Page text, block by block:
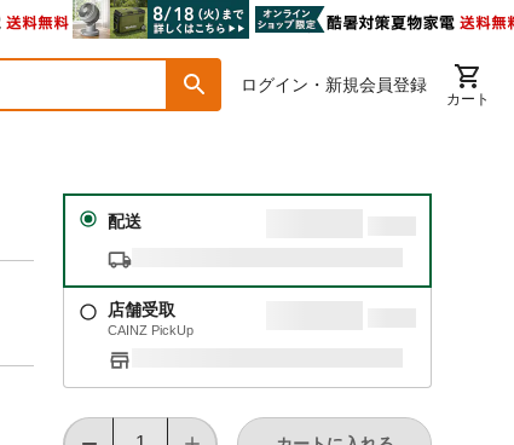
ログイン・新規会員登録
カート
配送
店舗受取
CAINZ PickUp